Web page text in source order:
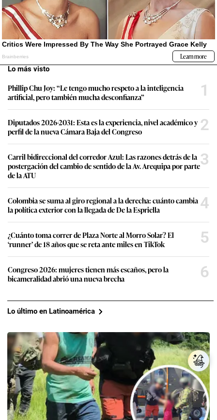
Lo más visto
Phillip Chu Joy: “Le tengo mucho respeto a la inteligencia
artificial, pero también mucha desconfianza”
1
Diputados 2026-2031: Esta es la experiencia, nivel académico y
perfil de la nueva Cámara Baja del Congreso
2
Carril bidireccional del corredor Azul: Las razones detrás de la
postergación del cambio de sentido de la Av. Arequipa por parte
de la ATU
3
Colombia se suma al giro regional a la derecha: cuánto cambia
la política exterior con la llegada de De la Espriella
4
¿Cuánto toma correr de Plaza Norte al Morro Solar? El
‘runner’ de 18 años que se reta ante miles en TikTok
5
Congreso 2026: mujeres tienen más escaños, pero la
bicameralidad abrió una nueva brecha
6
Lo último en Latinoamérica